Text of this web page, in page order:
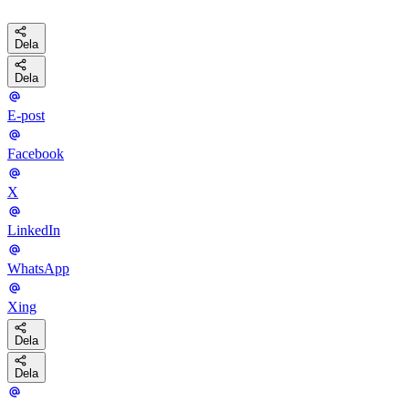
Dela
Dela
E-post
Facebook
X
LinkedIn
WhatsApp
Xing
Dela
Dela